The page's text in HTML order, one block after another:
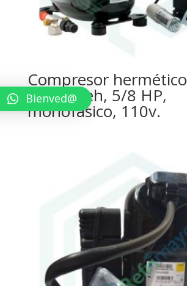
Compresor hermético
Tecumseh, 5/8 HP,
monofásico, 110v.
Bienved@